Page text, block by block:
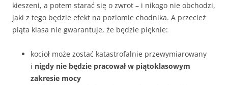
kieszeni, a potem starać się o zwrot – i nikogo nie obchodzi,
jaki z tego będzie efekt na poziomie chodnika. A przecież
piąta klasa nie gwarantuje, że będzie pięknie:
kocioł może zostać katastrofalnie przewymiarowany
i nigdy nie będzie pracował w piątoklasowym
zakresie mocy